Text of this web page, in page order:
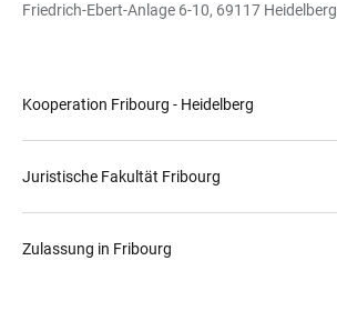
Friedrich-Ebert-Anlage 6-10, 69117 Heidelberg
Kooperation Fribourg - Heidelberg
Juristische Fakultät Fribourg
Zulassung in Fribourg